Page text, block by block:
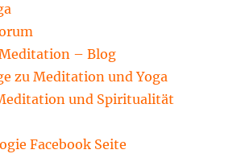
– Blog
zu Meditation und Yoga
und Spiritualität
Facebook Seite